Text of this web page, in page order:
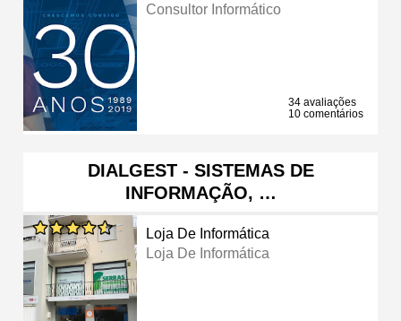
Consultor Informático
34 avaliações
10 comentários
DIALGEST - SISTEMAS DE
INFORMAÇÃO, …
Loja De Informática
Loja De Informática